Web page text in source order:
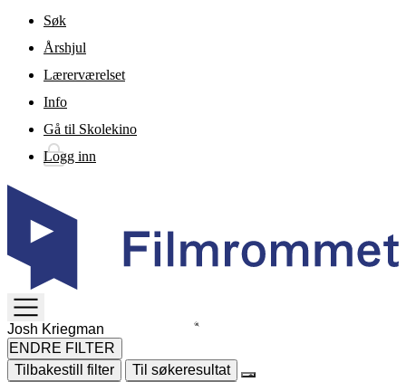
Gå til hovedinnhold
Søk
Årshjul
Lærerværelset
Info
Gå til Skolekino
Logg inn
TOGGLE
MENU
ENDRE FILTER
Tilbakestill filter
Til søkeresultat